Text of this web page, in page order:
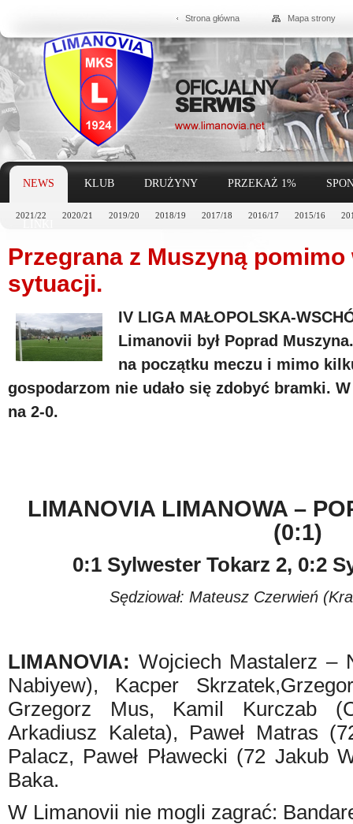
Strona główna Mapa strony
NEWS
2021/22 2020/21 2019/20 2018/19 2017/18 2016/17 2015/16
KLUB DRUŻYNY PRZEKAŻ 1%
Przegrana z Muszyną
sytuacji.
IV LIGA MAŁOPOLSKA-
Limanovii był Poprad
na początku meczu i mimo
gospodarzom nie udało się zdobyć bramki.
na 2-0.
LIMANOVIA LIMANOWA –
(0:1)
0:1 Sylwester Tokarz 2, 0:2
Sędziował: Mateusz Czerwień
LIMANOVIA: Wojciech Mastalerz –
Nabiyew), Kacper
Grzegorz Mus, Kamil Kurczab
Arkadiusz Kaleta), Paweł Matras
Palacz, Paweł Pławecki (72 Jakub
Baka.
W Limanovii nie mogli zagrać: